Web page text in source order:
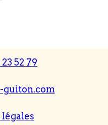
52 79
guiton.com